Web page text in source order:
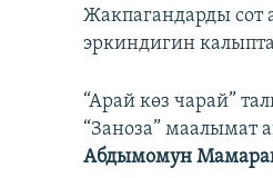
Жакпагандарды сот
эркиндигин
“Арай көз чарай”
“Заноза” маалымат
Абдымомун